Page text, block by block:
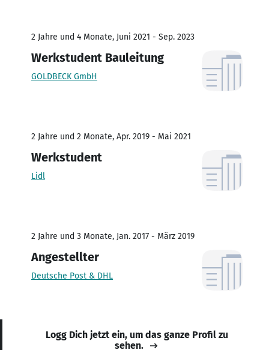
2 Jahre und 4 Monate, Juni 2021 - Sep. 2023
Werkstudent Bauleitung
GOLDBECK GmbH
2 Jahre und 2 Monate, Apr. 2019 - Mai 2021
Werkstudent
Lidl
2 Jahre und 3 Monate, Jan. 2017 - März 2019
Angestellter
Deutsche Post & DHL
Logg Dich jetzt ein, um das ganze Profil zu
sehen.